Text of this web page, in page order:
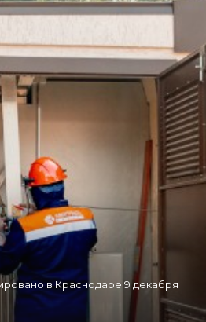
в Краснодаре 9 декабря